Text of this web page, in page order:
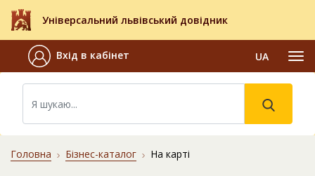
Універсальний львівський довідник
Вхід в кабінет UA
Головна Бізнес-каталог На карті